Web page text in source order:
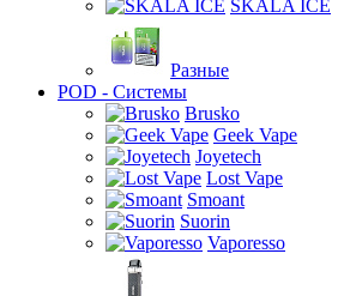
SKALA ICE
Разные
POD - Системы
Brusko
Geek Vape
Joyetech
Lost Vape
Smoant
Suorin
Vaporesso